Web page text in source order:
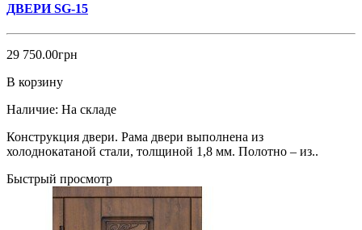
ДВЕРИ SG-15
29 750.00грн
В корзину
Наличие: На складе
Конструкция двери. Рама двери выполнена из
холоднокатаной стали, толщиной 1,8 мм. Полотно – из..
Быстрый просмотр